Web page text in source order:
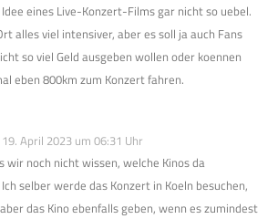
eines Live-Konzert-Films gar nicht so uebel.
alles viel intensiver, aber es soll ja auch Fans
so viel Geld ausgeben wollen oder koennen
eben 800km zum Konzert fahren.
19. April 2023 um 06:31 Uhr
wir noch nicht wissen, welche Kinos da
selber werde das Konzert in Koeln besuchen,
das Kino ebenfalls geben, wenn es zumindest